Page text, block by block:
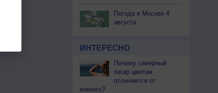
Погода в Москве 4
августа
ИНТЕРЕСНО
Почему северный
загар цветом
отличается от
южного?